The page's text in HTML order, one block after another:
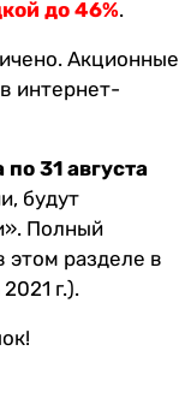
до 46%.
Акционные
интернет-
по 31 августа
будут
Полный
этом разделе в
г.).